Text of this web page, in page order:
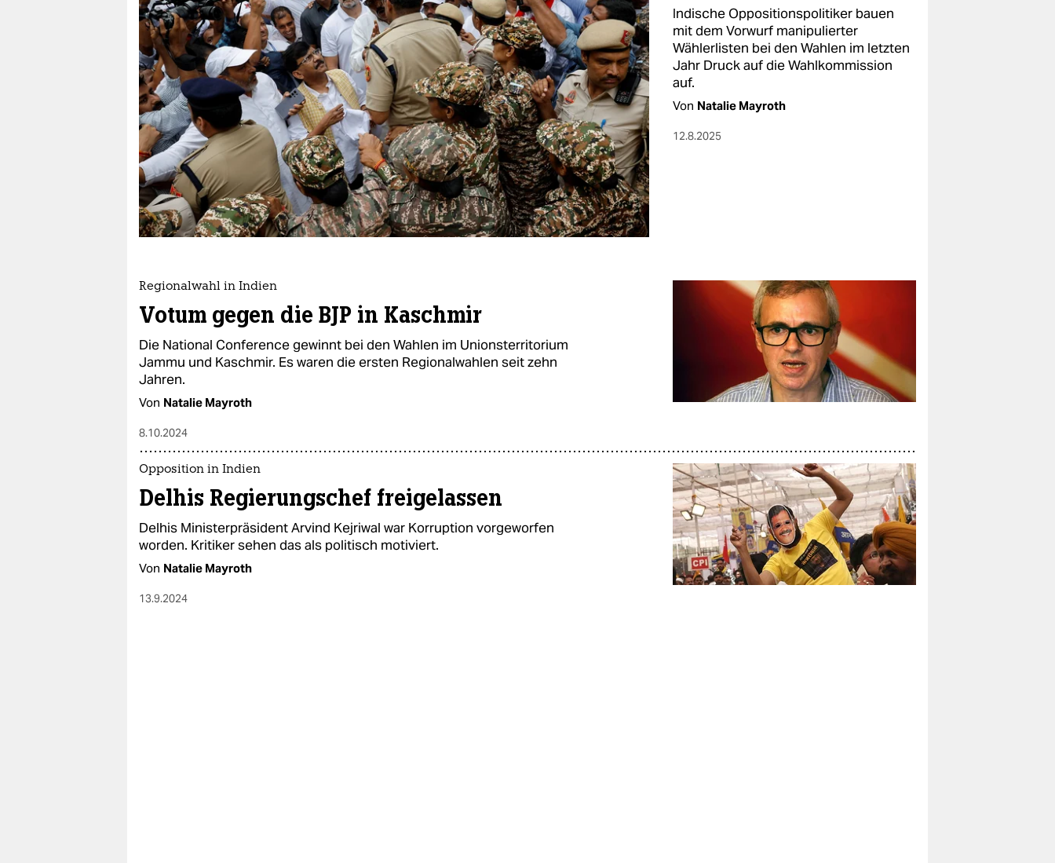
nord
wahrheit
verlag
verlag
veranstaltungen
shop
fragen & hilfe
abo
genossenschaft
epaper login
Indische Oppositionspolitiker bauen
mit dem Vorwurf manipulierter
Wählerlisten bei den Wahlen im letzten
Jahr Druck auf die Wahlkommission
auf.
Von Natalie Mayroth
12.8.2025
Regionalwahl in Indien
Votum gegen die BJP in Kaschmir
Die National Conference gewinnt bei den Wahlen im Unionsterritorium
Jammu und Kaschmir. Es waren die ersten Regionalwahlen seit zehn
Jahren.
Von Natalie Mayroth
8.10.2024
Opposition in Indien
Delhis Regierungschef freigelassen
Delhis Ministerpräsident Arvind Kejriwal war Korruption vorgeworfen
worden. Kritiker sehen das als politisch motiviert.
Von Natalie Mayroth
13.9.2024